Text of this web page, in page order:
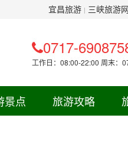
宜昌旅游 | 三峡旅游网
0717-
工作日：08:00-22:00 周末：
景点 旅游攻略